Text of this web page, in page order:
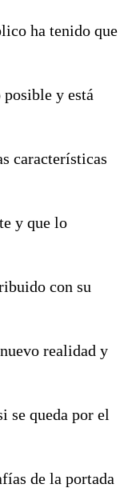
ha tenido que
y está
características
y que lo
con su
realidad y
se queda por el
de la portada